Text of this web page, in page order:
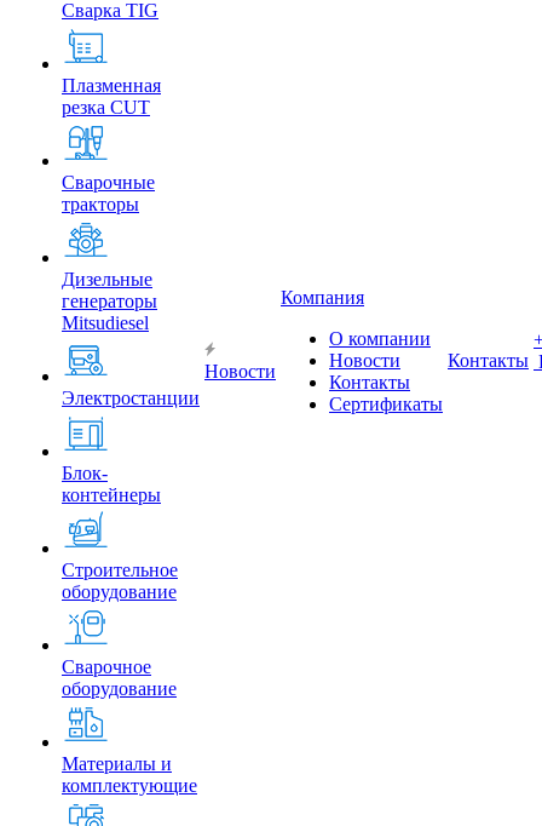
Сварка TIG
Плазменная
резка CUT
Сварочные
тракторы
Дизельные
генераторы
Mitsudiesel
Электростанции
Блок-
контейнеры
Строительное
оборудование
Сварочное
оборудование
Материалы и
комплектующие
Новости
Компания
О компании
Новости
Контакты
Сертификаты
Контакты